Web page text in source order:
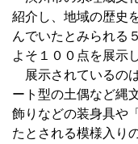
紹介し、地域の歴史
んでいたとみられる
よそ１００点を展示
展示されているの
ート型の土偶など縄
飾りなどの装身具や
たとされる模様入り